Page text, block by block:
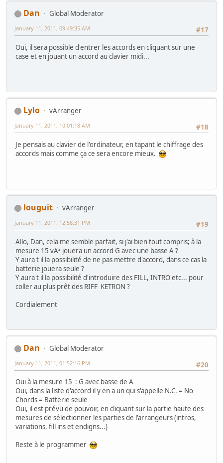
Dan
Global Moderator
#17
January 11, 2011, 09:49:35 AM
Oui, il sera possible d'entrer les accords en cliquant sur une
case et en jouant un accord au clavier midi...
Lylo
vArranger
#18
January 11, 2011, 10:01:18 AM
Je pensais au clavier de l'ordinateur, en tapant le chiffrage des
accords mais comme ça ce sera encore mieux.
louguit
vArranger
#19
January 11, 2011, 12:58:31 PM
Allo, Dan, cela me semble parfait, si j'ai bien tout compris; à la
mesure 15 vA² jouera un accord G avec une basse A ?
Y aura t il la possibilité de ne pas mettre d'accord, dans ce cas la
batterie jouera seule ?
Y aura t il la possibilité d'introduire des FILL, INTRO etc... pour
coller au plus prêt des RIFF KETRON ?
Cordialement
Dan
Global Moderator
#20
January 11, 2011, 01:52:16 PM
Oui à la mesure 15 : G avec basse de A
Oui, dans la liste d'accord il y en a un qui s'appelle N.C. = No
Chords = Batterie seule
Oui, il est prévu de pouvoir, en cliquant sur la partie haute des
mesures de sélectionner les parties de l'arrangeurs (intros,
variations, fill ins et endigns...)
Reste à le programmer